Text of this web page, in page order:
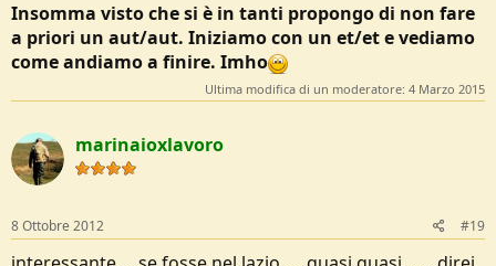
Insomma visto che si è in tanti propongo di non fare
a priori un aut/aut. Iniziamo con un et/et e vediamo
come andiamo a finire. Imho
Ultima modifica di un moderatore: 4 Marzo 2015
marinaioxlavoro
8 Ottobre 2012 #19